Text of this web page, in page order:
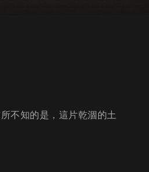
不知的是，這片乾涸的土